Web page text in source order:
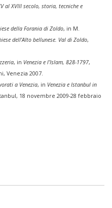
XVIII secolo, storia, tecniche e
della Forania di Zoldo, in M.
dell’Alto bellunese. Val di Zoldo,
, in Venezia e l’Islam, 828-1797,
Venezia 2007.
a Venezia, in Venezia e Istanbul in
18 novembre 2009-28 febbraio